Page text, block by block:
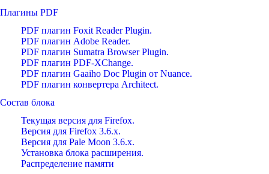
Плагины PDF
PDF плагин Foxit Reader Plugin.
PDF плагин Adobe Reader.
PDF плагин Sumatra Browser Plugin.
PDF плагин PDF-XChange.
PDF плагин Gaaiho Doc Plugin от Nuance.
PDF плагин конвертера Architect.
Состав блока
Текущая версия для Firefox.
Версия для Firefox 3.6.х.
Версия для Pale Moon 3.6.x.
Установка блока расширения.
Распределение памяти